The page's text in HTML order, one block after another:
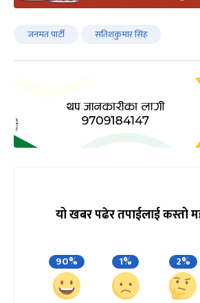
जनमत पार्टी सतिशकुमार सिंह
यो खबर पढेर तपाईलाई कस्तो
90% 1% 2%